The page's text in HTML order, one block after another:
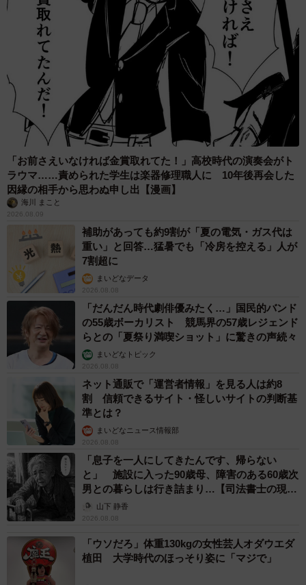
「お前さえいなければ金賞取れてた！」高校時代の演奏会がト
ラウマ……責められた学生は楽器修理職人に 10年後再会した
因縁の相手から思わぬ申し出【漫画】
海川 まこと
2026.08.09
補助があっても約9割が「夏の電気・ガス代は
重い」と回答…猛暑でも「冷房を控える」人が
7割超に
まいどなデータ
2026.08.08
「だんだん時代劇俳優みたく…」国民的バンド
の55歳ボーカリスト 競馬界の57歳レジェンド
らとの「夏祭り満喫ショット」に驚きの声続々
まいどなトピック
2026.08.08
ネット通販で「運営者情報」を見る人は約8
割 信頼できるサイト・怪しいサイトの判断基
準とは？
まいどなニュース情報部
2026.08.08
「息子を一人にしてきたんです、帰らない
と」 施設に入った90歳母、障害のある60歳次
男との暮らしは行き詰まり…【司法書士の現場
から】山下 静香
2026.08.08
「ウソだろ」体重130kgの女性芸人オダウエダ
植田 大学時代のほっそり姿に「マジで」